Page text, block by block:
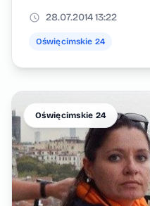
28.07.2014 13:22
Oświęcimskie 24
Oświęcimskie 24